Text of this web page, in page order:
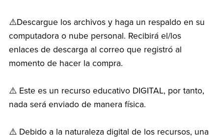
⚠️Descargue los archivos y haga un respaldo en su
computadora o nube personal. Recibirá el/los
enlaces de descarga al correo que registró al
momento de hacer la compra.
⚠️ Este es un recurso educativo DIGITAL, por tanto,
nada será enviado de manera física.
⚠️ Debido a la naturaleza digital de los recursos, una